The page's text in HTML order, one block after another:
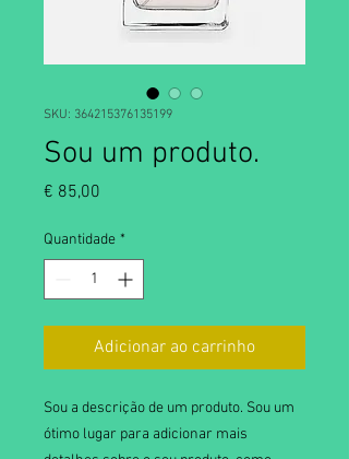
SKU: 364215376135199
Sou um produto.
€ 85,00
Quantidade *
Adicionar ao carrinho
Sou a descrição de um produto. Sou um
ótimo lugar para adicionar mais